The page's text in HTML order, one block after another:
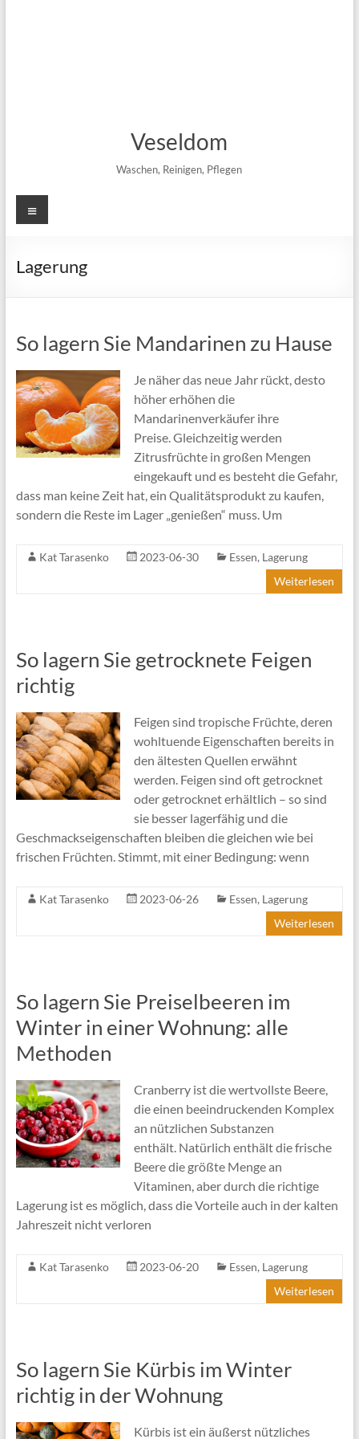
Veseldom
Waschen, Reinigen, Pflegen
Menü
Lagerung
So lagern Sie Mandarinen zu Hause
Je näher das neue Jahr rückt, desto
höher erhöhen die
Mandarinenverkäufer ihre
Preise. Gleichzeitig werden
Zitrusfrüchte in großen Mengen
eingekauft und es besteht die Gefahr,
dass man keine Zeit hat, ein Qualitätsprodukt zu kaufen,
sondern die Reste im Lager „genießen“ muss. Um
Kat Tarasenko 2023-06-30 Essen, Lagerung
Weiterlesen
So lagern Sie getrocknete Feigen
richtig
Feigen sind tropische Früchte, deren
wohltuende Eigenschaften bereits in
den ältesten Quellen erwähnt
werden. Feigen sind oft getrocknet
oder getrocknet erhältlich – so sind
sie besser lagerfähig und die
Geschmackseigenschaften bleiben die gleichen wie bei
frischen Früchten. Stimmt, mit einer Bedingung: wenn
Kat Tarasenko 2023-06-26 Essen, Lagerung
Weiterlesen
So lagern Sie Preiselbeeren im
Winter in einer Wohnung: alle
Methoden
Cranberry ist die wertvollste Beere,
die einen beeindruckenden Komplex
an nützlichen Substanzen
enthält. Natürlich enthält die frische
Beere die größte Menge an
Vitaminen, aber durch die richtige
Lagerung ist es möglich, dass die Vorteile auch in der kalten
Jahreszeit nicht verloren
Kat Tarasenko 2023-06-20 Essen, Lagerung
Weiterlesen
So lagern Sie Kürbis im Winter
richtig in der Wohnung
Kürbis ist ein äußerst nützliches